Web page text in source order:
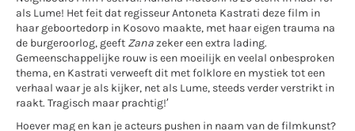
als Lume! Het feit dat regisseur Antoneta Kastrati deze film in
haar geboortedorp in Kosovo maakte, met haar eigen trauma na
de burgeroorlog, geeft Zana zeker een extra lading.
Gemeenschappelijke rouw is een moeilijk en veelal onbesproken
thema, en Kastrati verweeft dit met folklore en mystiek tot een
verhaal waar je als kijker, net als Lume, steeds verder verstrikt in
raakt. Tragisch maar prachtig!’
Hoever mag en kan je acteurs pushen in naam van de filmkunst?